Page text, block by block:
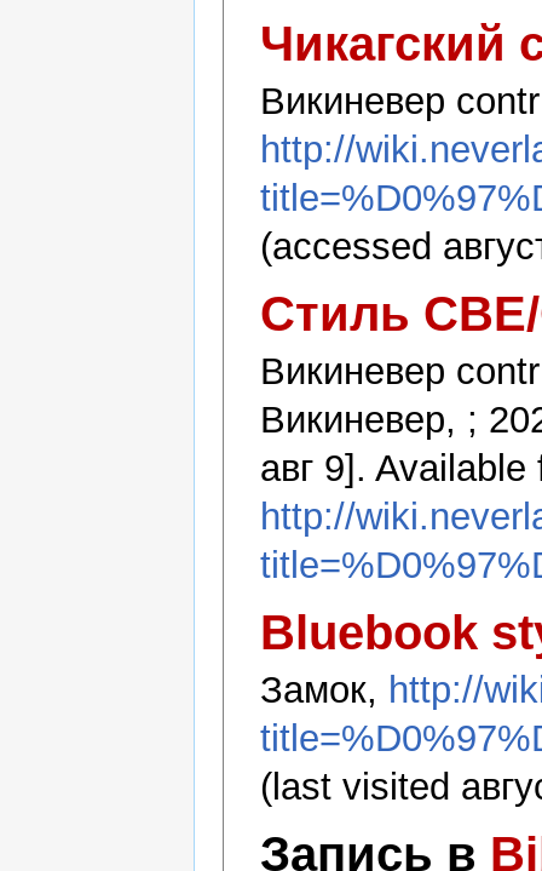
Чикагский
Викиневер
http://
(accessed
Стиль
Викиневер
Викиневер, ;
авг 9]. Available
http://
Bluebook
Замок, http://
(last visited
Запись в